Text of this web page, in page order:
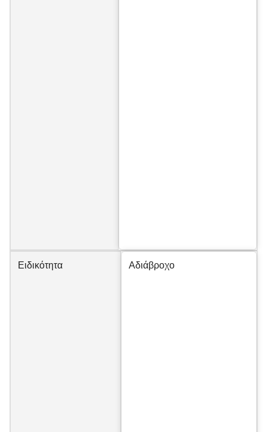
Ειδικότητα Αδιάβροχο